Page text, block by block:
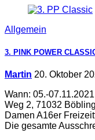
Allgemein
3. PINK POWER
Martin 20. Oktober
Wann: 05.-
Weg 2, 71032
Damen A16er
Die gesamte